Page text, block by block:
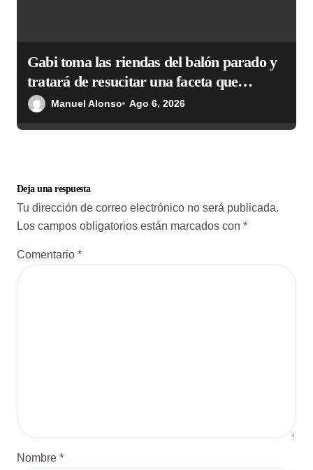
Gabi toma las riendas del balón parado y
tratará de resucitar una faceta que
Simeone desea recuperar
Manuel Alonso Ago 6, 2026
Deja una respuesta
Tu dirección de correo electrónico no será publicada.
Los campos obligatorios están marcados con *
Comentario *
Nombre *